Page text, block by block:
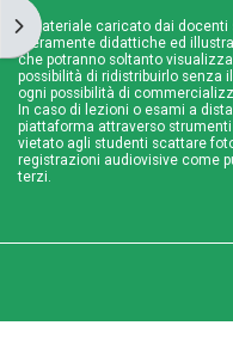
Apri il cassetto del blocco
Il materiale caricato dai docenti
meramente didattiche ed
che potranno soltanto
possibilità di ridistribuirlo senza
ogni possibilità di
In caso di lezioni o esami a
piattaforma attraverso
vietato agli studenti scattare
registrazioni audiovisive come
terzi.